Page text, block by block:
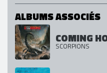
ALBUMS ASSOCIÉS
COMING
SCORPIONS